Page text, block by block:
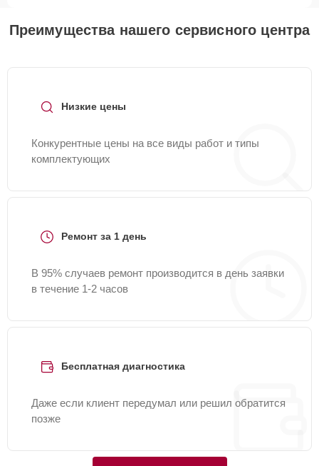
Преимущества нашего сервисного центра
Низкие цены
Конкурентные цены на все виды работ и типы
комплектующих
Ремонт за 1 день
В 95% случаев ремонт производится в день заявки
в течение 1-2 часов
Бесплатная диагностика
Даже если клиент передумал или решил обратится
позже